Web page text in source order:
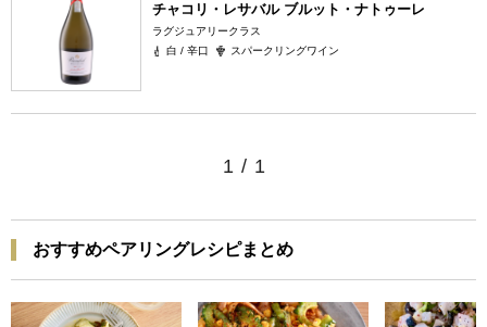
チャコリ・レサバル ブルット・ナトゥーレ
ラグジュアリークラス
白 / 辛口
スパークリングワイン
1 / 1
おすすめペアリングレシピまとめ